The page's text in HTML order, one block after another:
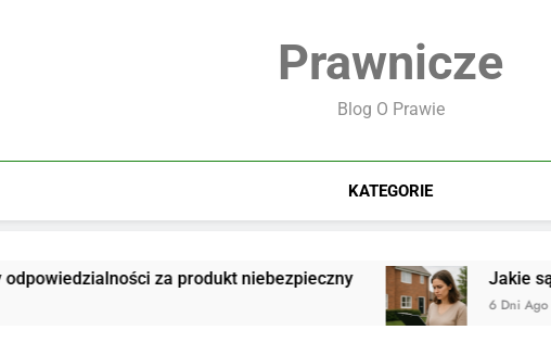
Prawnicze
Blog O Prawie
KATEGORIE
za produkt niebezpieczny Jakie są
6 Dni Ago